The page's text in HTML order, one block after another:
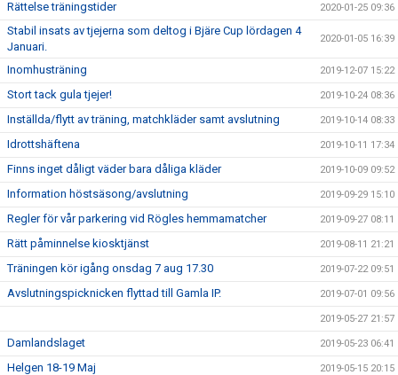
Rättelse träningstider 2020-01-25 09:36
Stabil insats av tjejerna som deltog i Bjäre Cup lördagen 4
Januari.
2020-01-05 16:39
Inomhusträning 2019-12-07 15:22
Stort tack gula tjejer! 2019-10-24 08:36
Inställda/flytt av träning, matchkläder samt avslutning 2019-10-14 08:33
Idrottshäftena 2019-10-11 17:34
Finns inget dåligt väder bara dåliga kläder 2019-10-09 09:52
Information höstsäsong/avslutning 2019-09-29 15:10
Regler för vår parkering vid Rögles hemmamatcher 2019-09-27 08:11
Rätt påminnelse kiosktjänst 2019-08-11 21:21
Träningen kör igång onsdag 7 aug 17.30 2019-07-22 09:51
Avslutningspicknicken flyttad till Gamla IP. 2019-07-01 09:56
2019-05-27 21:57
Damlandslaget 2019-05-23 06:41
Helgen 18-19 Maj 2019-05-15 20:15